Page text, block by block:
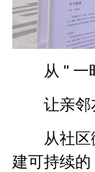
从 " 一
让亲邻
从社
建可持续